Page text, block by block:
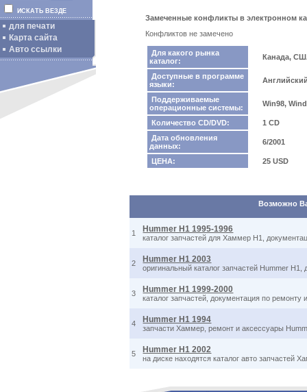
ИСКАТЬ ВЕЗДЕ
для печати
Карта сайта
Авто ссылки
Замеченные конфликты в электронном
Конфликтов не замечено
Для какого рынка
каталог:
Канада,
Доступные в программе
языки:
Поддерживаемые
операционные системы:
Win98,
Количество CD/DVD:
1 CD
Дата обновления
данных:
6/2001
ЦЕНА: 25 USD
Возможно
1 Hummer H1 1995-1996
каталог запчастей для Хаммер H1,
2 Hummer H1 2003
оригинальный каталог запчастей Hummer
3 Hummer H1 1999-2000
каталог запчастей, документация по
4 Hummer H1 1994
запчасти Хаммер, ремонт и аксессуары
5 Hummer H1 2002
на диске находятся каталог авто запчастей